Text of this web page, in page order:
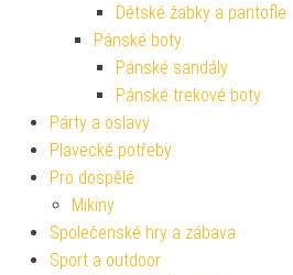
Dětské žabky a pantofle
Pánské boty
Pánské sandály
Pánské trekové boty
Párty a oslavy
Plavecké potřeby
Pro dospělé
Mikiny
Společenské hry a zábava
Sport a outdoor